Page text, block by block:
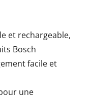
et rechargeable,
Bosch
facile et
une